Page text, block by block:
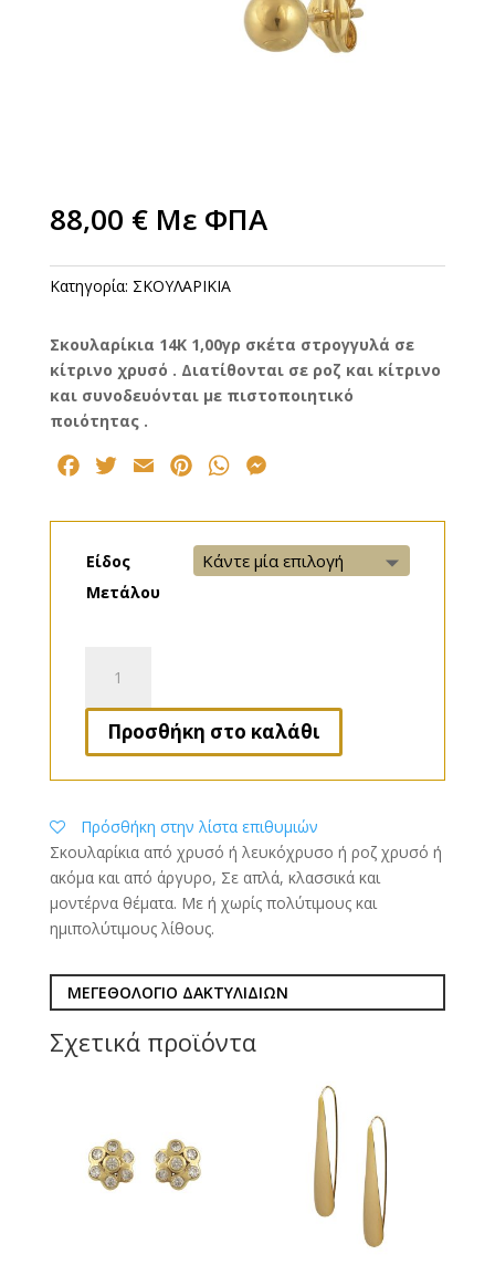
88,00 € Με ΦΠΑ
Κατηγορία: ΣΚΟΥΛΑΡΙΚΙΑ
Σκουλαρίκια 14Κ 1,00γρ σκέτα στρογγυλά σε
κίτρινο χρυσό . Διατίθονται σε ροζ και κίτρινο
και συνοδευόνται με πιστοποιητικό
ποιότητας .
c
e
i
t
a
n
t
e
W
a
t
s
s
s
e
Είδος
Μετάλου
ποσότητα
Προσθήκη στο καλάθι
Πρόσθήκη στην λίστα επιθυμιών
Σκουλαρίκια από χρυσό ή λευκόχρυσο ή ροζ χρυσό ή
ακόμα και από άργυρο, Σε απλά, κλασσικά και
μοντέρνα θέματα. Με ή χωρίς πολύτιμους και
ημιπολύτιμους λίθους.
ΜΕΓΕΘΟΛΟΓΙΟ ΔΑΚΤΥΛΙΔΙΩΝ
Σχετικά προϊόντα